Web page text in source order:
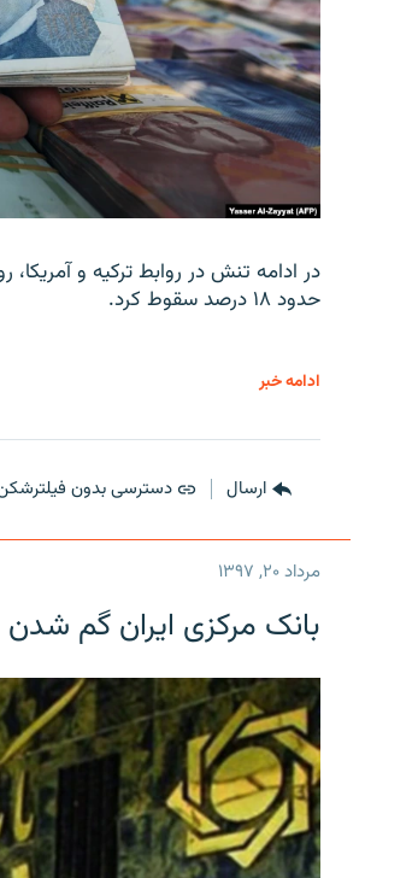
در ادامه تنش در روابط ترکیه و
حدود ۱۸ درصد سقوط کرد.
ادامه خبر
ارسال دسترسی بدون
مرداد ۲۰, ۱۳۹۷
بانک مرکزی ایران گم شدن ۹ میلیارد دلار را تکذیب کرد